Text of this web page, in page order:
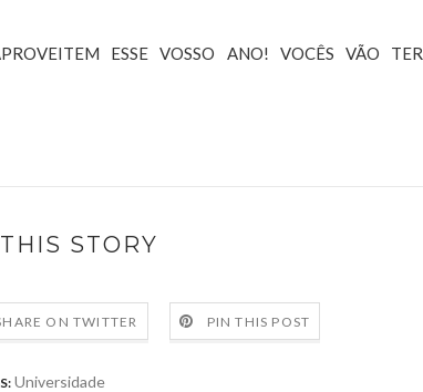
ESSE VOSSO ANO! VOCÊS VÃO TER
STORY
ON TWITTER PIN THIS POST
Universidade